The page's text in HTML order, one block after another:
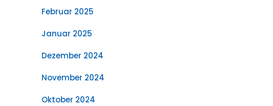
Februar 2025
Januar 2025
Dezember 2024
November 2024
Oktober 2024